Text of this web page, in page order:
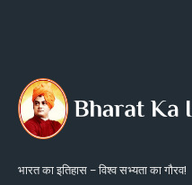
भारत का इतिहास – विश्व सभ्यता का गौरव!